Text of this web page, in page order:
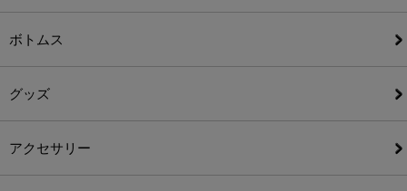
ボトムス
グッズ
アクセサリー